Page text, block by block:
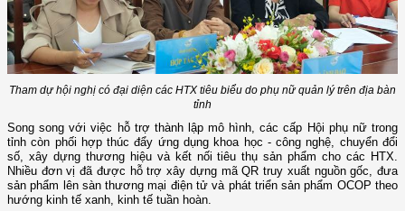
Tham dự hội nghị có đại diện các HTX tiêu biểu do phụ nữ quản lý trên địa bàn
tỉnh
Song song với việc hỗ trợ thành lập mô hình, các cấp Hội phụ nữ trong
tỉnh còn phối hợp thúc đẩy ứng dụng khoa học - công nghệ, chuyển đổi
số, xây dựng thương hiệu và kết nối tiêu thụ sản phẩm cho các HTX.
Nhiều đơn vị đã được hỗ trợ xây dựng mã QR truy xuất nguồn gốc, đưa
sản phẩm lên sàn thương mại điện tử và phát triển sản phẩm OCOP theo
hướng kinh tế xanh, kinh tế tuần hoàn.